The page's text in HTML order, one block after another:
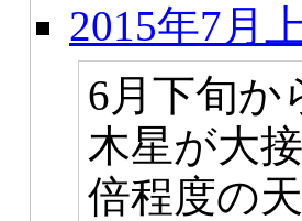
2015年7月
6月下旬か
木星が大
倍程度の